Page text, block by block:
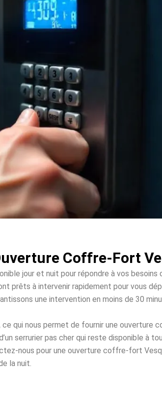
Coffre-Fort
jour et nuit pour répondre à vos
prêts à intervenir rapidement pour vous
une intervention en moins de 30
qui nous permet de fournir une ouverture
serrurier pas cher qui reste disponible à
nous pour une ouverture coffre-fort
la nuit.